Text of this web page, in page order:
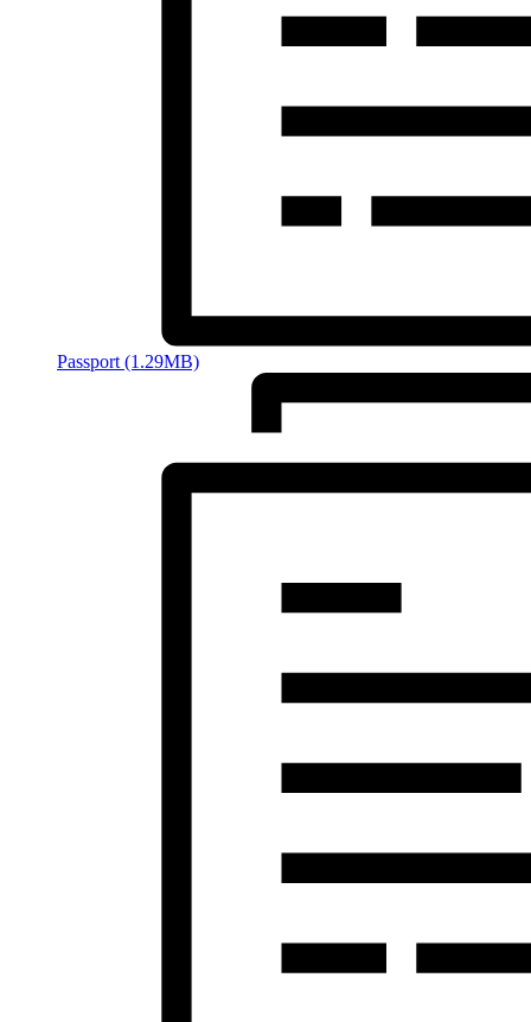
Passport (1.29MB)